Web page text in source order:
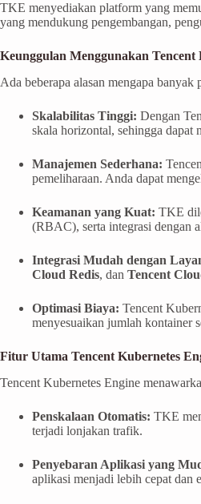
TKE menyediakan platform yang
yang mendukung pengembangan,
Keunggulan Menggunakan Tencent
Ada beberapa alasan mengapa
Skalabilitas Tinggi: Dengan
skala horizontal, sehingga dapat
Manajemen Sederhana:
pemeliharaan. Anda dapat
Keamanan yang Kuat: TKE
(RBAC), serta integrasi dengan
Integrasi Mudah dengan
Cloud Redis, dan Tencent
Optimasi Biaya: Tencent
menyesuaikan jumlah kontainer
Fitur Utama Tencent Kubernetes
Tencent Kubernetes Engine
Penskalaan Otomatis: TKE
terjadi lonjakan trafik.
Penyebaran Aplikasi yang
aplikasi menjadi lebih cepat dan